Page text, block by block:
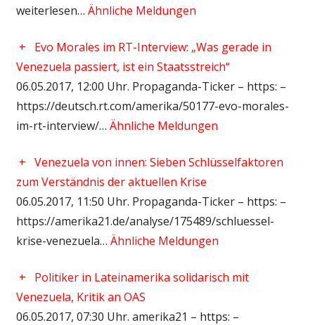
weiterlesen… Ähnliche Meldungen
+
Evo Morales im RT-Interview: „Was gerade in
Venezuela passiert, ist ein Staatsstreich“
06.05.2017, 12:00 Uhr. Propaganda-Ticker – https: –
https://deutsch.rt.com/amerika/50177-evo-morales-
im-rt-interview/… Ähnliche Meldungen
+ Venezuela von innen: Sieben Schlüsselfaktoren
zum Verständnis der aktuellen Krise
06.05.2017, 11:50 Uhr. Propaganda-Ticker – https: –
https://amerika21.de/analyse/175489/schluessel-
krise-venezuela… Ähnliche Meldungen
+
Politiker in Lateinamerika solidarisch mit
Venezuela, Kritik an OAS
06.05.2017, 07:30 Uhr. amerika21 – https: –